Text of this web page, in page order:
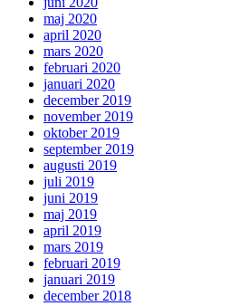
maj 2020
april 2020
mars 2020
februari 2020
januari 2020
december 2019
november 2019
oktober 2019
september 2019
augusti 2019
juli 2019
juni 2019
maj 2019
april 2019
mars 2019
februari 2019
januari 2019
december 2018